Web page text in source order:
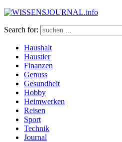
Search for:
Haushalt
Haustier
Finanzen
Genuss
Gesundheit
Hobby
Heimwerken
Reisen
Sport
Technik
Journal